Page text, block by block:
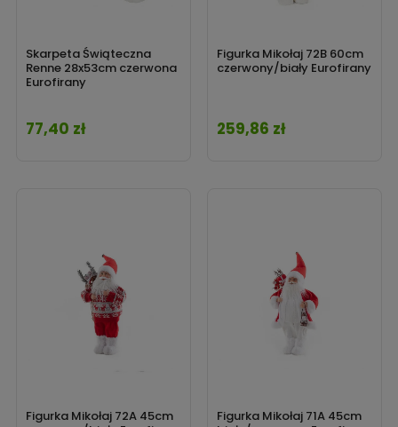
Skarpeta Świąteczna
Renne 28x53cm czerwona
Eurofirany
Cena
77,40 zł
Figurka Mikołaj 72B 60cm
czerwony/biały Eurofirany
Cena
259,86 zł
Figurka Mikołaj 72A 45cm
Figurka Mikołaj 71A 45cm